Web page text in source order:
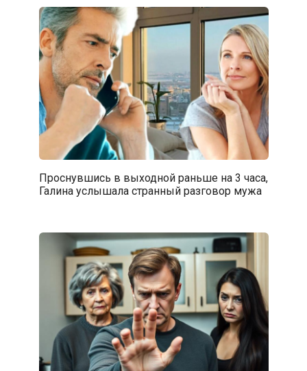
Проснувшись в выходной раньше на 3 часа,
Галина услышала странный разговор мужа